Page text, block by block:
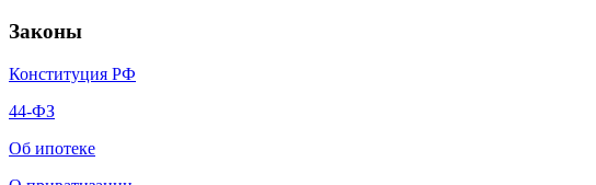
Законы
Конституция РФ
44-ФЗ
Об ипотеке